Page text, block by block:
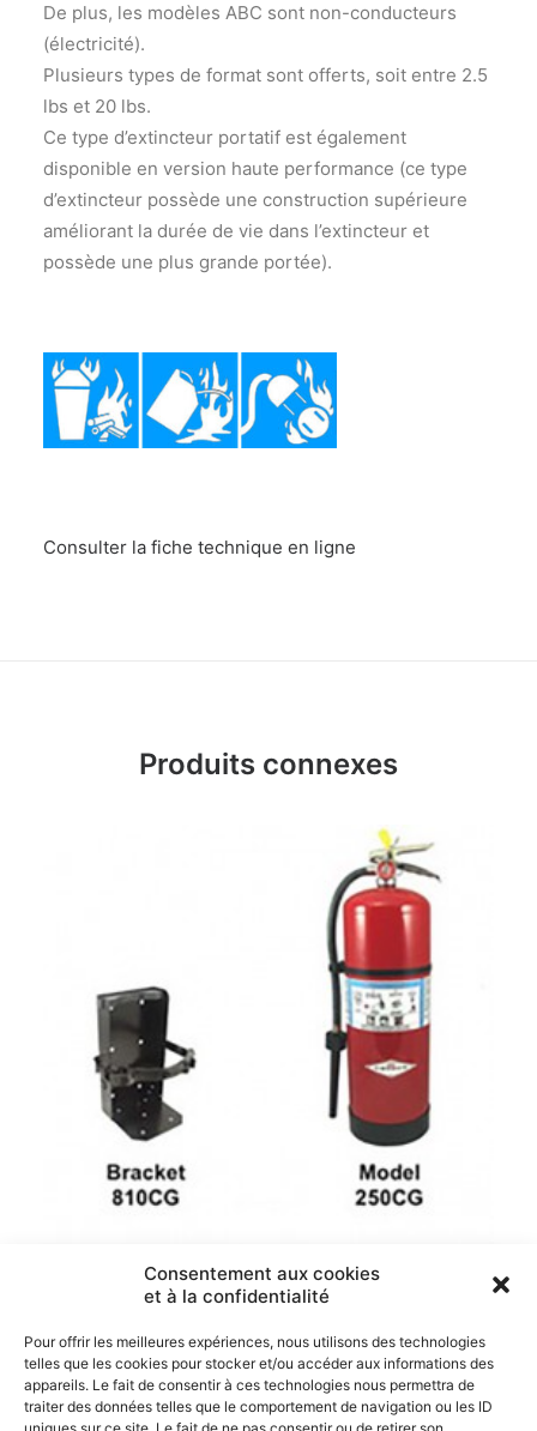
Consentement aux cookies
et à la confidentialité
Pour offrir les meilleures expériences, nous utilisons des technologies
telles que les cookies pour stocker et/ou accéder aux informations des
appareils. Le fait de consentir à ces technologies nous permettra de
traiter des données telles que le comportement de navigation ou les ID
De plus, les modèles ABC sont non-conducteurs
(électricité).
Plusieurs types de format sont offerts, soit entre 2.5
lbs et 20 lbs.
Ce type d’extincteur portatif est également
disponible en version haute performance (ce type
d’extincteur possède une construction supérieure
améliorant la durée de vie dans l’extincteur et
possède une plus grande portée).
Consulter la fiche technique en ligne
Produits connexes
Extincteur Mousse